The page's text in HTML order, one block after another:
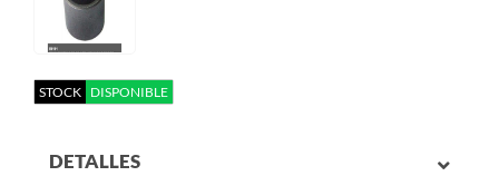
STOCK DISPONIBLE
DETALLES